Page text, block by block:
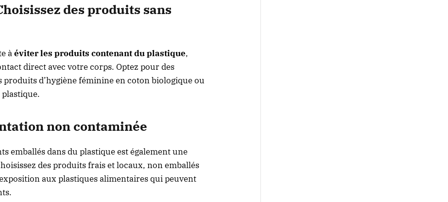
des produits sans
àéviter les produits contenant du plastique,
direct avec votre corps. Optez pour des
d’hygiène féminine en coton biologique ou
non contaminée
emballés dans du plastique est également une
des produits frais et locaux, non emballés
aux plastiques alimentaires qui peuvent